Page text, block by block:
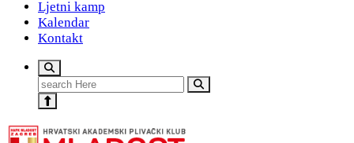
Ljetni kamp
Kalendar
Kontakt
Search
for: